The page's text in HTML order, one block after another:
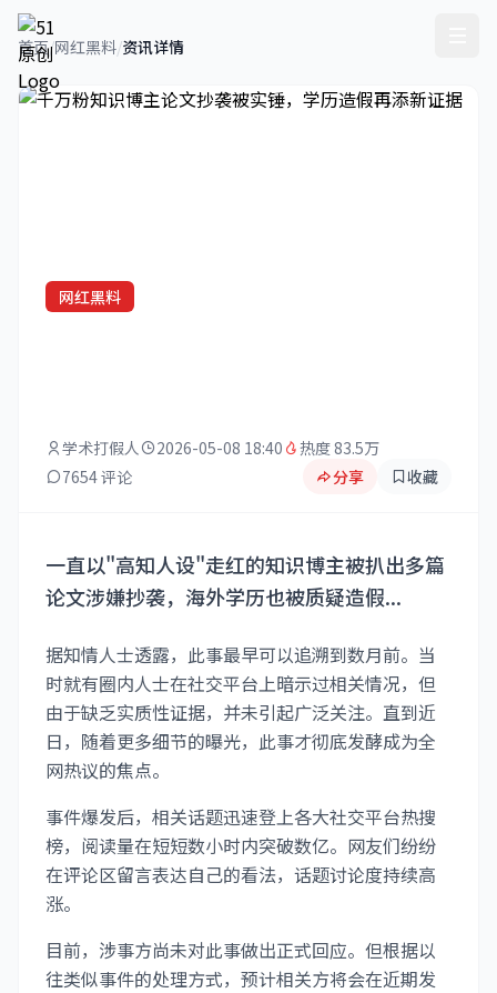
首页/网红黑料/资讯详情
网红黑料
学术打假人 2026-05-08 18:40
热度 83.5万
7654 评论
分享 收藏
一直以"高知人设"走红的知识博主被扒出多篇
论文涉嫌抄袭，海外学历也被质疑造假...
据知情人士透露，此事最早可以追溯到数月前。当
时就有圈内人士在社交平台上暗示过相关情况，但
由于缺乏实质性证据，并未引起广泛关注。直到近
日，随着更多细节的曝光，此事才彻底发酵成为全
网热议的焦点。
事件爆发后，相关话题迅速登上各大社交平台热搜
榜，阅读量在短短数小时内突破数亿。网友们纷纷
在评论区留言表达自己的看法，话题讨论度持续高
涨。
目前，涉事方尚未对此事做出正式回应。但根据以
往类似事件的处理方式，预计相关方将会在近期发